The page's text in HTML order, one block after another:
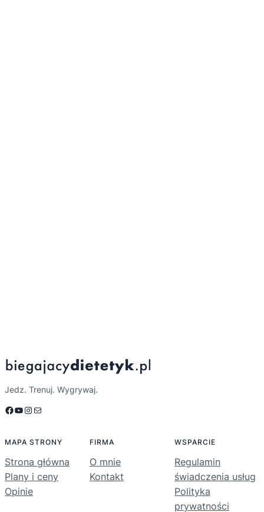
Jedz. Trenuj. Wygrywaj.
Facebook YouTube Instagram Mail
MAPA STRONY
Strona główna
Plany i ceny
Opinie
FIRMA
O mnie
Kontakt
WSPARCIE
Regulamin
świadczenia usług
Polityka
prywatności